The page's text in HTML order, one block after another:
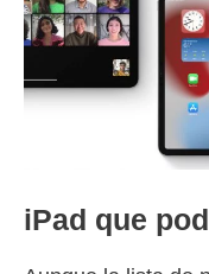
iPad que